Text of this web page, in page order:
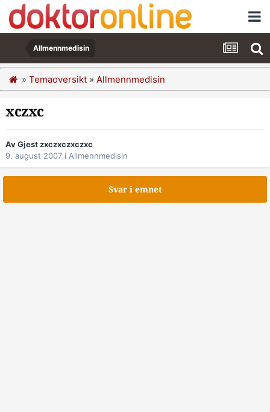
Allmennmedisin
» Temaoversikt » Allmennmedisin
xczxc
Av Gjest zxczxczxczxc
9. august 2007 i Allmennmedisin
Svar i emnet